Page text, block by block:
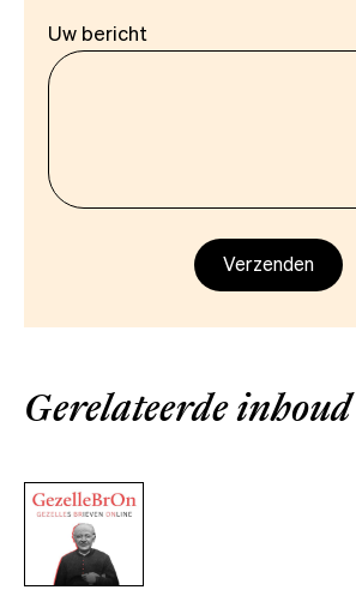
Uw bericht
Gerelateerde inhoud